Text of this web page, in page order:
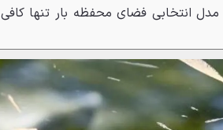
انتخابی فضای محفظه بار تنها کافی